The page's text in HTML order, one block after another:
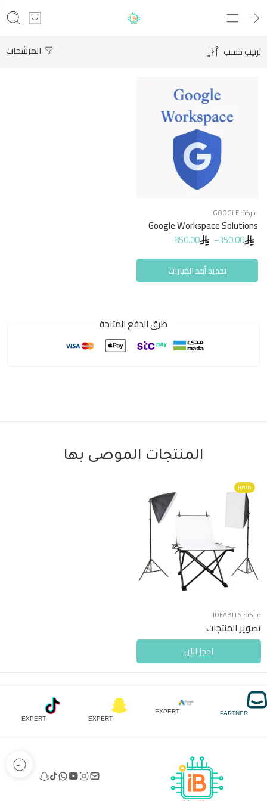
المرشحات ترتيب حسب
ماركة:GOOGLE
Google Workspace Solutions
350.00
–
850.00
الحماية والوصول
الذاكرة الإدارية
تحديد أحد الخيارات
طرق الدفع المتاحة
المنتجات الموصى بها
متميز
ماركة: IDEABITS
تصوير المنتجات
احجز الآن
PARTNER
EXPERT
EXPERT
EXPERT